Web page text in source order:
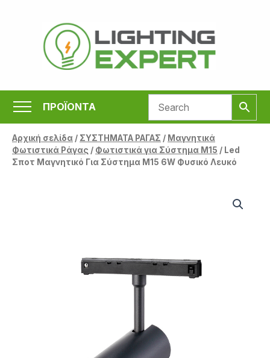
περιεχόμενο
ΠΡΟΪΟΝΤΑ
Αρχική σελίδα/ ΣΥΣΤΗΜΑΤΑ ΡΑΓΑΣ / Μαγνητικά
Φωτιστικά Ράγας / Φωτιστικά για Σύστημα Μ15 / Led
Σποτ Μαγνητικό Για Σύστημα M15 6W Φυσικό Λευκό